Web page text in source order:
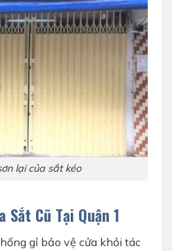
lại của sắt kéo
Sắt Cũ Tại Quận 1
gỉ bảo vệ cửa khỏi tác